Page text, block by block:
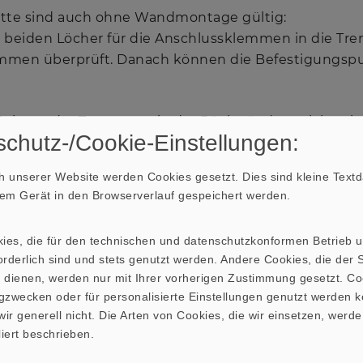
sind auch ohne Wandmontage gültig:
Löcher für die Anschlussklemmen in die
überprüft. Danach können die
, der Trenn-, sowie der Rückwände, welche
Ein Verrutschen der Platten verhindert wie
werden.
kann man die Öffnungen für die beiden
Stelle der Frontwand bohren. Hier eignet sich
Zur Vermeidung von Störungen durch zu stark
die Öffnungen rückseitig etwas geweitet
Lautsprecherchassis vorgebohrt, sowie die
durchgebohrt werden (diese dienen als Bassreflex
man die Frequenzweichen im
auf
Cookie-Einstellungen:
unserer Website werden Cookies gesetzt. Dies sind kleine
Gerät in den Browserverlauf gespeichert werden.
die für den technischen und datenschutzkonformen Betrieb
sind und stets genutzt werden. Andere Cookies, die der
dienen, werden nur mit Ihrer vorherigen Zustimmung gesetzt.
oder für personalisierte Einstellungen genutzt werden
generell nicht. Die Arten von Cookies, die wir einsetzen,
beschrieben.